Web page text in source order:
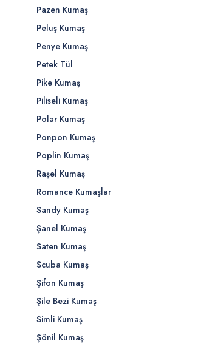
Pazen Kumaş
Peluş Kumaş
Penye Kumaş
Petek Tül
Pike Kumaş
Piliseli Kumaş
Polar Kumaş
Ponpon Kumaş
Poplin Kumaş
Raşel Kumaş
Romance Kumaşlar
Sandy Kumaş
Şanel Kumaş
Saten Kumaş
Scuba Kumaş
Şifon Kumaş
Şile Bezi Kumaş
Simli Kumaş
Şönil Kumaş